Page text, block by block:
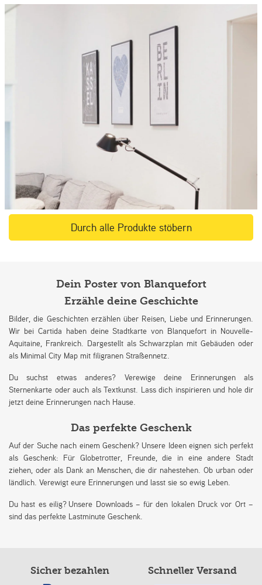
Durch alle Produkte stöbern
Dein Poster von Blanquefort
Erzähle deine Geschichte
Bilder, die Geschichten erzählen über Reisen, Liebe und Erinnerungen.
Wir bei Cartida haben deine Stadtkarte von Blanquefort in Nouvelle-
Aquitaine, Frankreich. Dargestellt als Schwarzplan mit Gebäuden oder
als Minimal City Map mit filigranen Straßennetz.
Du suchst etwas anderes? Verewige deine Erinnerungen als
Sternenkarte oder auch als Textkunst. Lass dich inspirieren und hole dir
jetzt deine Erinnerungen nach Hause.
Das perfekte Geschenk
Auf der Suche nach einem Geschenk? Unsere Ideen eignen sich perfekt
als Geschenk: Für Globetrotter, Freunde, die in eine andere Stadt
ziehen, oder als Dank an Menschen, die dir nahestehen. Ob urban oder
ländlich. Verewigt eure Erinnerungen und lasst sie so ewig Leben.
Du hast es eilig? Unsere Downloads – für den lokalen Druck vor Ort –
sind das perfekte Lastminute Geschenk.
Sicher bezahlen Schneller Versand